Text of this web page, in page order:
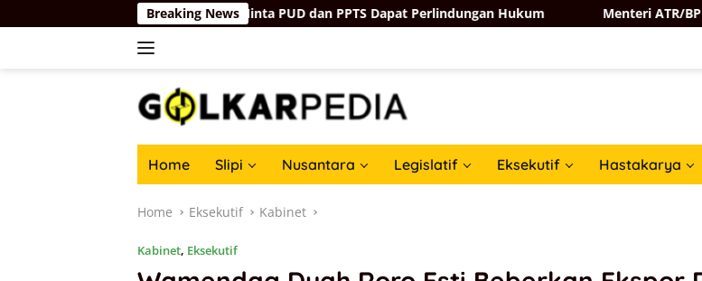
to
Breaking News
Tepat Sasaran, Minta PUD dan PPTS Dapat Perlindungan Hukum Menteri ATR/BPN Nusron
Home Slipi Nusantara Legislatif Eksekutif Hastakarya
Home Eksekutif Kabinet
Kabinet, Eksekutif